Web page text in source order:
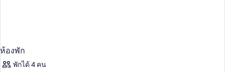
ห้องพัก
พักได้ 4 คน